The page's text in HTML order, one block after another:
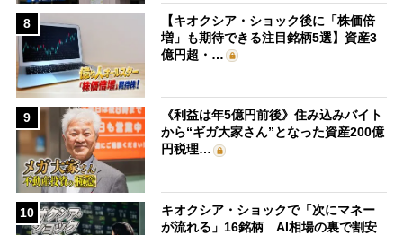
8
【キオクシア・ショック後に「株価倍
増」も期待できる注目銘柄5選】資産3
億円超・…
9
《利益は年5億円前後》住み込みバイト
から“ギガ大家さん”となった資産200億
円税理…
10
キオクシア・ショックで「次にマネー
が流れる」16銘柄 AI相場の裏で割安